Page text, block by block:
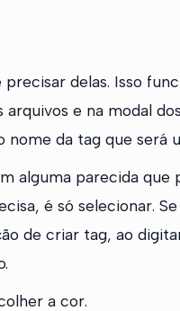
delas. Isso
e na modal
da tag que será
alguma parecida que
é só selecionar. Se
de criar tag, ao
a cor.